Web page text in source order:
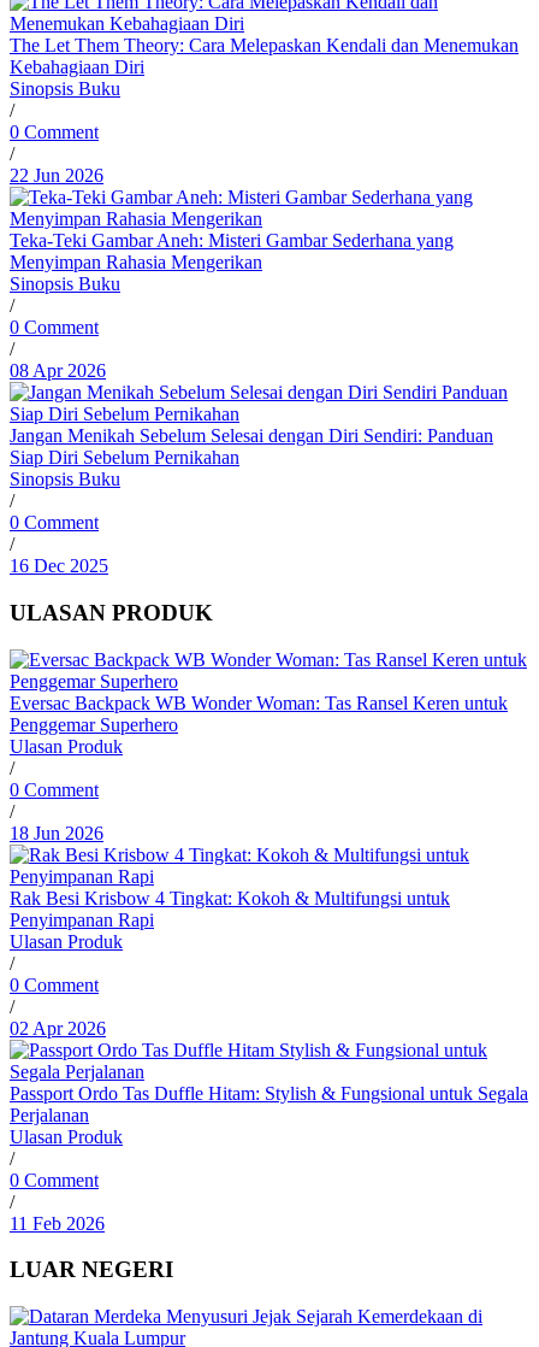
The Let Them Theory: Cara Melepaskan Kendali dan Menemukan
Kebahagiaan Diri
Sinopsis Buku
/
0 Comment
/
22 Jun 2026
Teka-Teki Gambar Aneh: Misteri Gambar Sederhana yang
Menyimpan Rahasia Mengerikan
Sinopsis Buku
/
0 Comment
/
08 Apr 2026
Jangan Menikah Sebelum Selesai dengan Diri Sendiri: Panduan
Siap Diri Sebelum Pernikahan
Sinopsis Buku
/
0 Comment
/
16 Dec 2025
ULASAN PRODUK
Eversac Backpack WB Wonder Woman: Tas Ransel Keren untuk
Penggemar Superhero
Ulasan Produk
/
0 Comment
/
18 Jun 2026
Rak Besi Krisbow 4 Tingkat: Kokoh & Multifungsi untuk
Penyimpanan Rapi
Ulasan Produk
/
0 Comment
/
02 Apr 2026
Passport Ordo Tas Duffle Hitam: Stylish & Fungsional untuk Segala
Perjalanan
Ulasan Produk
/
0 Comment
/
11 Feb 2026
LUAR NEGERI